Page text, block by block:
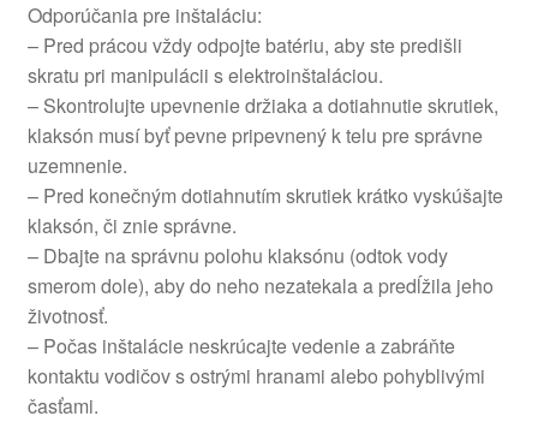
Odporúčania pre inštaláciu:
– Pred prácou vždy odpojte batériu, aby ste predišli
skratu pri manipulácii s elektroinštaláciou.
– Skontrolujte upevnenie držiaka a dotiahnutie skrutiek,
klaksón musí byť pevne pripevnený k telu pre správne
uzemnenie.
– Pred konečným dotiahnutím skrutiek krátko vyskúšajte
klaksón, či znie správne.
– Dbajte na správnu polohu klaksónu (odtok vody
smerom dole), aby do neho nezatekala a predĺžila jeho
životnosť.
– Počas inštalácie neskrúcajte vedenie a zabráňte
kontaktu vodičov s ostrými hranami alebo pohyblivými
časťami.